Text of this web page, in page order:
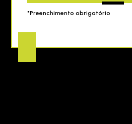
*Preenchimento obrigatório